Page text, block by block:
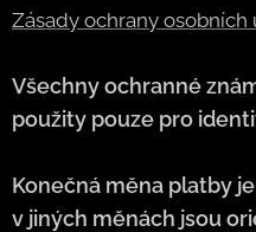
Zásady ochrany osobních
Všechny ochranné
použity pouze pro
Konečná měna platby
v jiných měnách jsou